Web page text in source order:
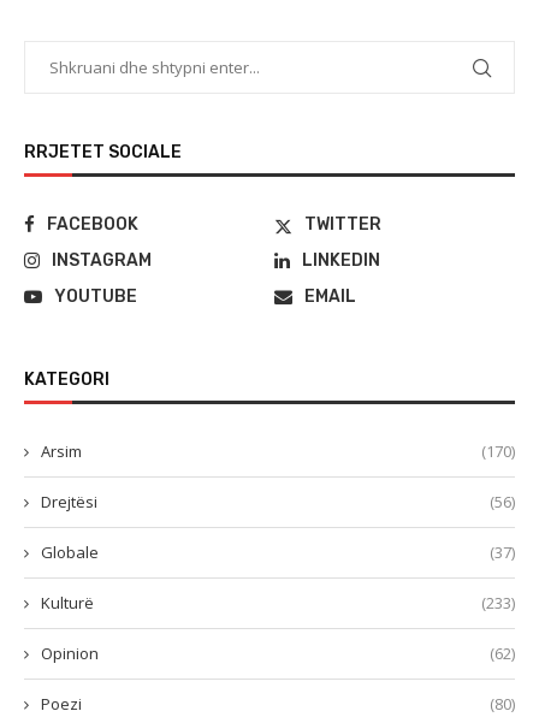
RRJETET SOCIALE
FACEBOOK
TWITTER
INSTAGRAM
LINKEDIN
YOUTUBE
EMAIL
KATEGORI
Arsim (170)
Drejtësi (56)
Globale (37)
Kulturë (233)
Opinion (62)
Poezi (80)